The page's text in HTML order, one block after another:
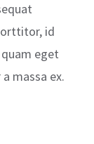
id
eget
massa ex.